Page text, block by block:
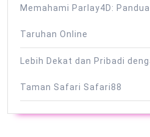
Memahami Parlay4D:
Taruhan Online
Lebih Dekat dan Pribadi
Taman Safari Safari88